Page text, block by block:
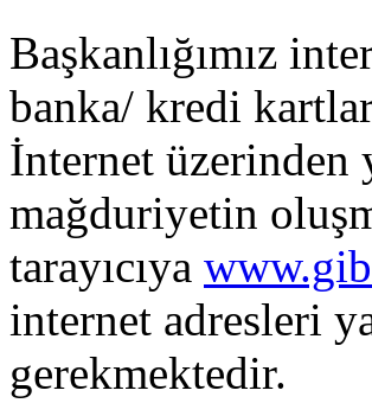
Başkanlığımız
banka/ kredi
İnternet üzerinden
mağduriyetin
tarayıcıya
internet adresleri
gerekmektedir.